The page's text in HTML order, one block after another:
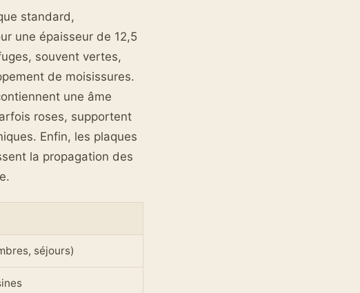
standard,
une épaisseur de 12,5
souvent vertes,
de moisissures.
une âme
roses, supportent
Enfin, les plaques
la propagation des
séjours)